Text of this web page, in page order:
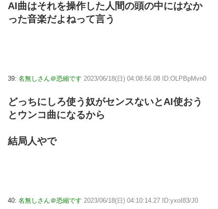
AI曲はそれを操作した人間の頭の中にはなか
った音楽だよねって言う
39: 名無しさん＠恐縮です 2023/06/18(日) 04:08:56.08 ID:OLPBpMvn0
どっちにしろ使う奴がセンスないとAI使おう
とウンコ曲になるから
結局人やで
40: 名無しさん＠恐縮です 2023/06/18(日) 04:10:14.27 ID:yxoI83/J0